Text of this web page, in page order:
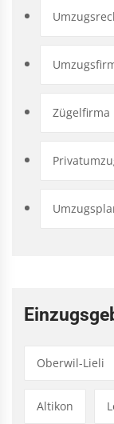
Zügelfirma
Oberwil-Lieli
Altikon